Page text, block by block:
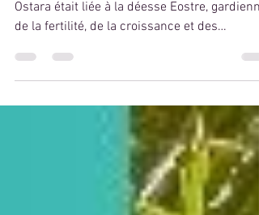
Dans les anciennes traditions païennes,
de la fertilité, de la croissance et des
commencements bénis. Les anciens lui
offraient des œufs, symboles de potentiel pur,
et observaient les lièvres, messagers de
fécondité et de vitalité. Ostara marque le
moment où ce que tu as semé à Imbolc
commence à chercher la lumière. Les rêves,
les intentions, les désirs n’ont plus le droit de